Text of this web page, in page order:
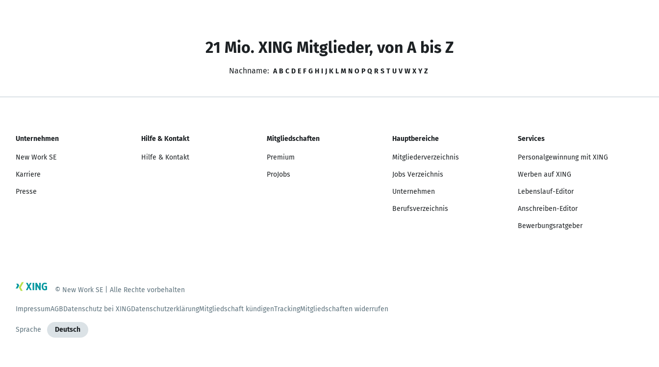
21 Mio. XING Mitglieder, von A bis Z
Nachname: A B C D E F G H I J K L M N O P Q R S T U V W X Y Z
Unternehmen
New Work SE
Karriere
Presse
Hilfe & Kontakt
Hilfe & Kontakt
Mitgliedschaften
Premium
ProJobs
Hauptbereiche
Mitgliederverzeichnis
Jobs Verzeichnis
Unternehmen
Berufsverzeichnis
Services
Personalgewinnung mit XING
Werben auf XING
Lebenslauf-Editor
Anschreiben-Editor
Bewerbungsratgeber
© New Work SE | Alle Rechte vorbehalten
ImpressumAGBDatenschutz bei XINGDatenschutzerklärungMitgliedschaft kündigenTrackingMitgliedschaften widerrufen
Sprache Deutsch